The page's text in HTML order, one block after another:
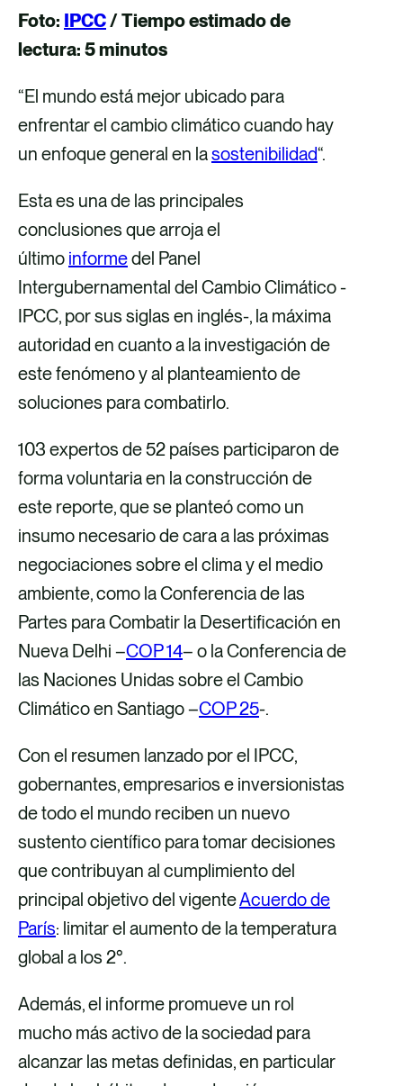
i
n
n
a
c
k
m
a
Foto: IPCC/ Tiempo estimado de
lectura: 5 minutos
“El mundo está mejor ubicado para
enfrentar el cambio climático cuando hay
un enfoque general en lasostenibilidad“.
Esta es una de las principales
conclusiones que arroja el
último informedel Panel
Intergubernamental del Cambio Climático -
IPCC, por sus siglas en inglés-, la máxima
autoridad en cuanto a la investigación de
este fenómeno y al planteamiento de
soluciones para combatirlo.
103 expertos de 52 países participaron de
forma voluntaria en la construcción de
este reporte, que se planteó como un
insumo necesario de cara a las próximas
negociaciones sobre el clima y el medio
ambiente, como la Conferencia de las
Partes para Combatir la Desertificación en
Nueva Delhi –COP 14– o la Conferencia de
las Naciones Unidas sobre el Cambio
Climático en Santiago –COP 25-.
Con el resumen lanzado por el IPCC,
gobernantes, empresarios e inversionistas
de todo el mundo reciben un nuevo
sustento científico para tomar decisiones
que contribuyan al cumplimiento del
principal objetivo del vigenteAcuerdo de
París: limitar el aumento de la temperatura
global a los 2°.
Además, el informe promueve un rol
mucho más activo de la sociedad para
alcanzar las metas definidas, en particular